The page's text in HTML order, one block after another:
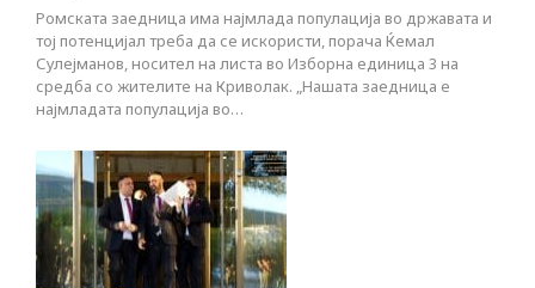
Ромската заедница има најмлада популација во државата и
тој потенцијал треба да се искористи, порача Ќемал
Сулејманов, носител на листа во Изборна единица 3 на
средба со жителите на Криволак. „Нашата заедница е
најмладата популација во…